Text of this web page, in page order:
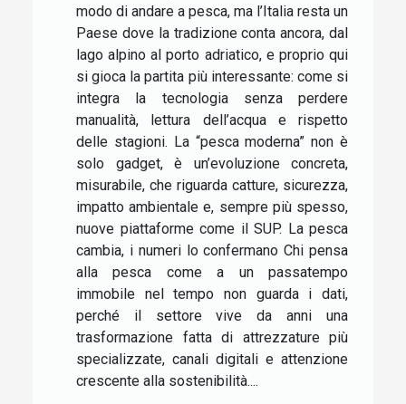
modo di andare a pesca, ma l’Italia resta un
Paese dove la tradizione conta ancora, dal
lago alpino al porto adriatico, e proprio qui
si gioca la partita più interessante: come si
integra la tecnologia senza perdere
manualità, lettura dell’acqua e rispetto
delle stagioni. La “pesca moderna” non è
solo gadget, è un’evoluzione concreta,
misurabile, che riguarda catture, sicurezza,
impatto ambientale e, sempre più spesso,
nuove piattaforme come il SUP. La pesca
cambia, i numeri lo confermano Chi pensa
alla pesca come a un passatempo
immobile nel tempo non guarda i dati,
perché il settore vive da anni una
trasformazione fatta di attrezzature più
specializzate, canali digitali e attenzione
crescente alla sostenibilità....